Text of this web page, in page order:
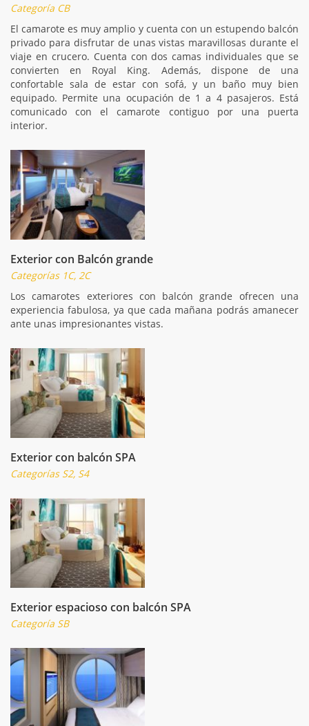
Categoría CB
El camarote es muy amplio y cuenta con un estupendo balcón
privado para disfrutar de unas vistas maravillosas durante el
viaje en crucero. Cuenta con dos camas individuales que se
convierten en Royal King. Además, dispone de una
confortable sala de estar con sofá, y un baño muy bien
equipado. Permite una ocupación de 1 a 4 pasajeros. Está
comunicado con el camarote contiguo por una puerta
interior.
Exterior con Balcón grande
Categorías 1C, 2C
Los camarotes exteriores con balcón grande ofrecen una
experiencia fabulosa, ya que cada mañana podrás amanecer
ante unas impresionantes vistas.
Exterior con balcón SPA
Categorías S2, S4
Exterior espacioso con balcón SPA
Categoría SB